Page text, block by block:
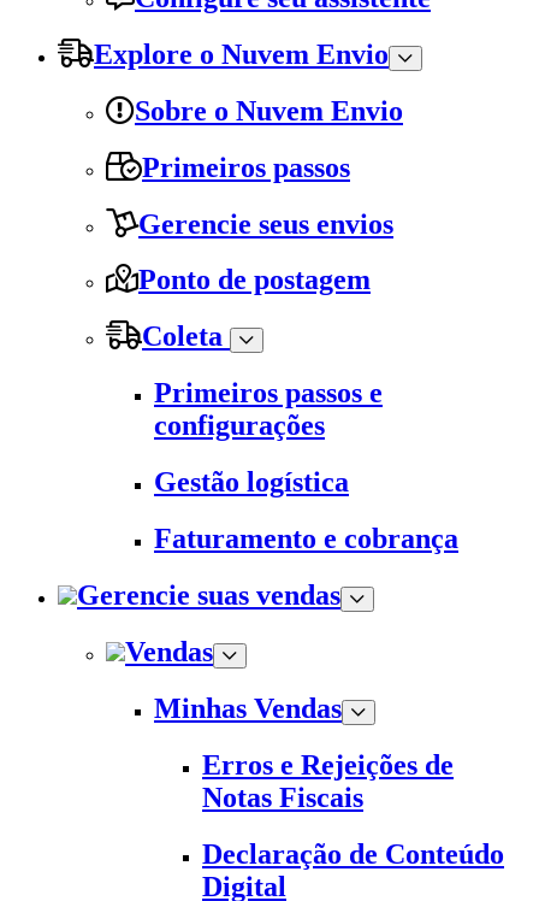
Explore o Nuvem Envio
Sobre o Nuvem Envio
Primeiros passos
Gerencie seus envios
Ponto de postagem
Coleta
Primeiros passos e
configurações
Gestão logística
Faturamento e cobrança
Gerencie suas vendas
Vendas
Minhas Vendas
Erros e Rejeições de
Notas Fiscais
Declaração de Conteúdo
Digital